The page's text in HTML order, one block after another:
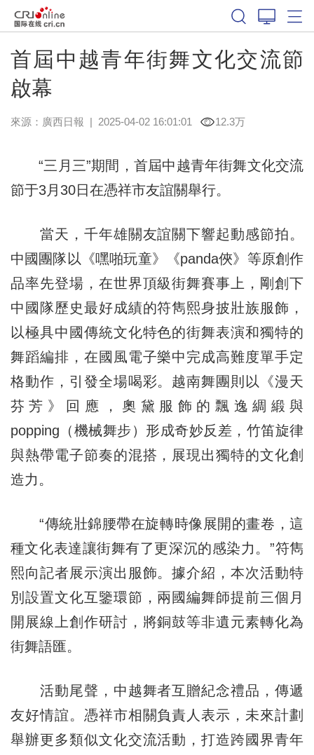
首屆中越青年街舞文化交流節
啟幕
來源： 廣西日報 | 2025-04-02 16:01:01 12.3万
“三月三”期間，首屆中越青年街舞文化交流
節于3月30日在憑祥市友誼關舉行。
當天，千年雄關友誼關下響起動感節拍。
中國團隊以《嘿啪玩童》《panda俠》等原創作
品率先登場，在世界頂級街舞賽事上，剛創下
中國隊歷史最好成績的符雋熙身披壯族服飾，
以極具中國傳統文化特色的街舞表演和獨特的
舞蹈編排，在國風電子樂中完成高難度單手定
格動作，引發全場喝彩。越南舞團則以《漫天
芬芳》回應，奧黛服飾的飄逸綢緞與
popping（機械舞步）形成奇妙反差，竹笛旋律
與熱帶電子節奏的混搭，展現出獨特的文化創
造力。
“傳統壯錦腰帶在旋轉時像展開的畫卷，這
種文化表達讓街舞有了更深沉的感染力。”符雋
熙向記者展示演出服飾。據介紹，本次活動特
別設置文化互鑒環節，兩國編舞師提前三個月
開展線上創作研討，將銅鼓等非遺元素轉化為
街舞語匯。
活動尾聲，中越舞者互贈紀念禮品，傳遞
友好情誼。 憑祥市相關負責人表示，未來計劃
舉辦更多類似文化交流活動，打造跨國界青年